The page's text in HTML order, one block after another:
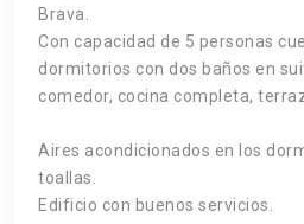
Brava.
Con capacidad de 5 personas
dormitorios con dos baños en
comedor, cocina completa,
Aires acondicionados en los
toallas.
Edificio con buenos servicios.